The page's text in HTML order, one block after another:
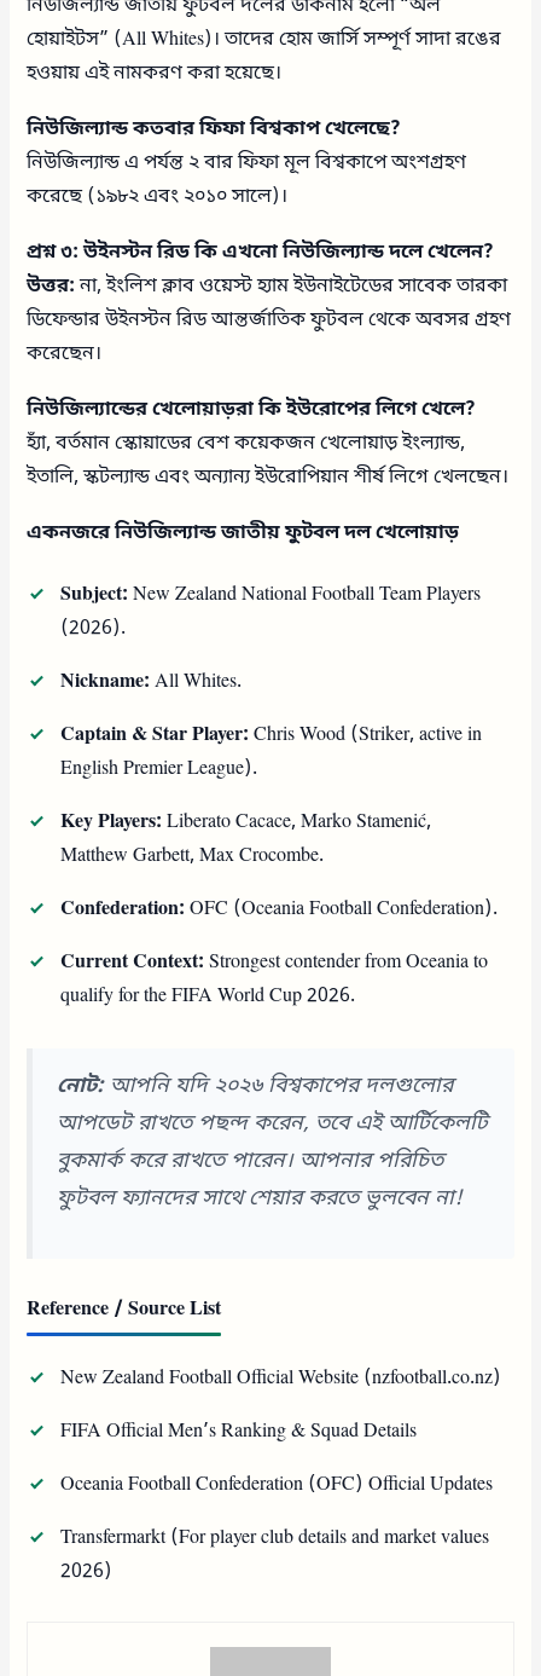
নিউজিল্যান্ড জাতীয় ফুটবল দলের ডাকনাম হলো “অল
হোয়াইটস” (All Whites)। তাদের হোম জার্সি সম্পূর্ণ সাদা রঙের
হওয়ায় এই নামকরণ করা হয়েছে।
নিউজিল্যান্ড কতবার ফিফা বিশ্বকাপ খেলেছে?
নিউজিল্যান্ড এ পর্যন্ত ২ বার ফিফা মূল বিশ্বকাপে অংশগ্রহণ
করেছে (১৯৮২ এবং ২০১০ সালে)।
প্রশ্ন ৩: উইনস্টন রিড কি এখনো নিউজিল্যান্ড দলে খেলেন?
উত্তর:না, ইংলিশ ক্লাব ওয়েস্ট হ্যাম ইউনাইটেডের সাবেক তারকা
ডিফেন্ডার উইনস্টন রিড আন্তর্জাতিক ফুটবল থেকে অবসর গ্রহণ
করেছেন।
নিউজিল্যান্ডের খেলোয়াড়রা কি ইউরোপের লিগে খেলে?
হ্যাঁ, বর্তমান স্কোয়াডের বেশ কয়েকজন খেলোয়াড় ইংল্যান্ড,
ইতালি, স্কটল্যান্ড এবং অন্যান্য ইউরোপিয়ান শীর্ষ লিগে খেলছেন।
একনজরে নিউজিল্যান্ড জাতীয় ফুটবল দল খেলোয়াড়
Subject: New Zealand National Football Team Players
(2026).
Nickname: All Whites.
Captain & Star Player: Chris Wood (Striker, active in
English Premier League).
Key Players: Liberato Cacace, Marko Stamenić,
Matthew Garbett, Max Crocombe.
Confederation: OFC (Oceania Football Confederation).
Current Context: Strongest contender from Oceania to
qualify for the FIFA World Cup 2026.
নোট:আপনি যদি ২০২৬ বিশ্বকাপের দলগুলোর
আপডেট রাখতে পছন্দ করেন, তবে এই আর্টিকেলটি
বুকমার্ক করে রাখতে পারেন। আপনার পরিচিত
ফুটবল ফ্যানদের সাথে শেয়ার করতে ভুলবেন না!
Reference / Source List
New Zealand Football Official Website (nzfootball.co.nz)
FIFA Official Men’s Ranking & Squad Details
Oceania Football Confederation (OFC) Official Updates
Transfermarkt (For player club details and market values
2026)